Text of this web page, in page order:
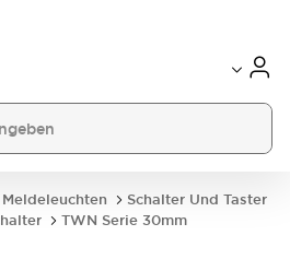
Schalter Und Taster
TWN Serie 30mm